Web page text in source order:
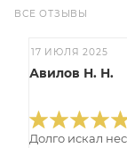
ВСЕ ОТЗЫВЫ
17 ИЮЛЯ 2025
Авилов Н. Н.
Долго искал